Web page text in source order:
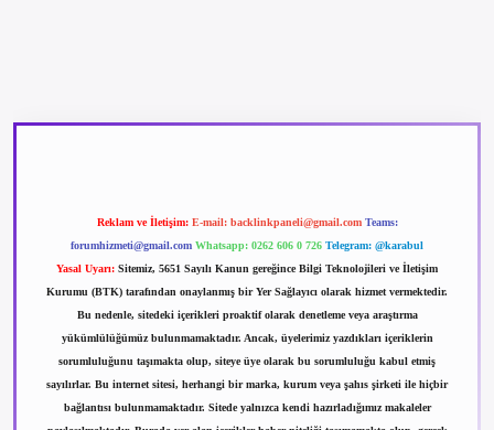
Reklam ve İletişim: E-mail: backlinkpaneli@gmail.com Teams:
forumhizmeti@gmail.com Whatsapp: 0262 606 0 726 Telegram: @karabul
Yasal Uyarı: Sitemiz, 5651 Sayılı Kanun gereğince Bilgi Teknolojileri ve İletişim
Kurumu (BTK) tarafından onaylanmış bir Yer Sağlayıcı olarak hizmet vermektedir.
Bu nedenle, sitedeki içerikleri proaktif olarak denetleme veya araştırma
yükümlülüğümüz bulunmamaktadır. Ancak, üyelerimiz yazdıkları içeriklerin
sorumluluğunu taşımakta olup, siteye üye olarak bu sorumluluğu kabul etmiş
sayılırlar. Bu internet sitesi, herhangi bir marka, kurum veya şahıs şirketi ile hiçbir
bağlantısı bulunmamaktadır. Sitede yalnızca kendi hazırladığımız makaleler